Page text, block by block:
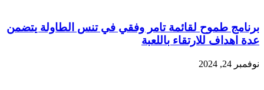
برنامج طموح لقائمة تامر وفقي في تنس الطاولة يتضمن
عدة اهداف للارتقاء باللعبة
نوفمبر 24, 2024